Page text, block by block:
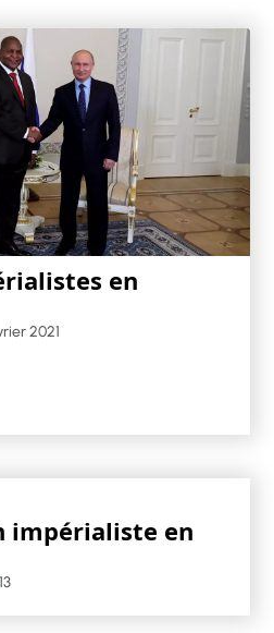
en
2021
impérialiste en